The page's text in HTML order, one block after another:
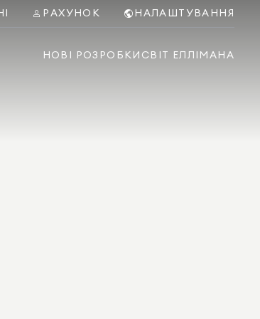
РАХУНОК НАЛАШТУВАННЯ
НОВІ РОЗРОБКИ СВІТ ЕЛЛІМАНА